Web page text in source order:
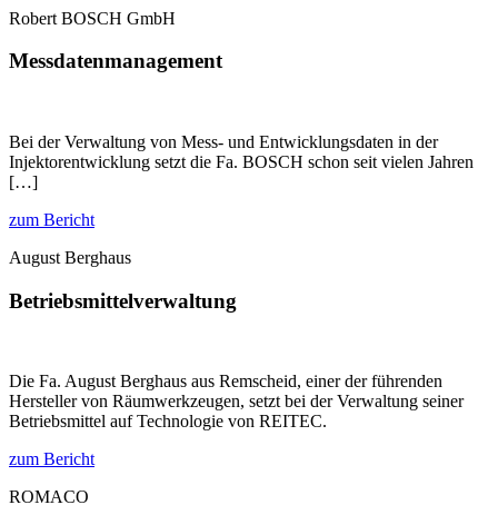
Robert BOSCH GmbH
Mess­daten­management
Bei der Verwaltung von Mess- und Entwicklungsdaten in der
Injektorentwicklung setzt die Fa. BOSCH schon seit vielen Jahren
[…]
zum Bericht
August Berghaus
Betriebs­mittel­verwaltung
Die Fa. August Berghaus aus Remscheid, einer der führenden
Hersteller von Räumwerkzeugen, setzt bei der Verwaltung seiner
Betriebsmittel auf Technologie von REITEC.
zum Bericht
ROMACO